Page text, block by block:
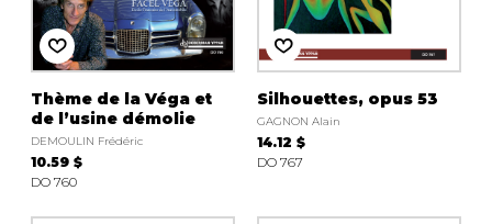
Thème de la Véga et
de l’usine démolie
DEMOULIN Frédéric
10.59 $
DO 760
Silhouettes, opus 53
GAGNON Alain
14.12 $
DO 767